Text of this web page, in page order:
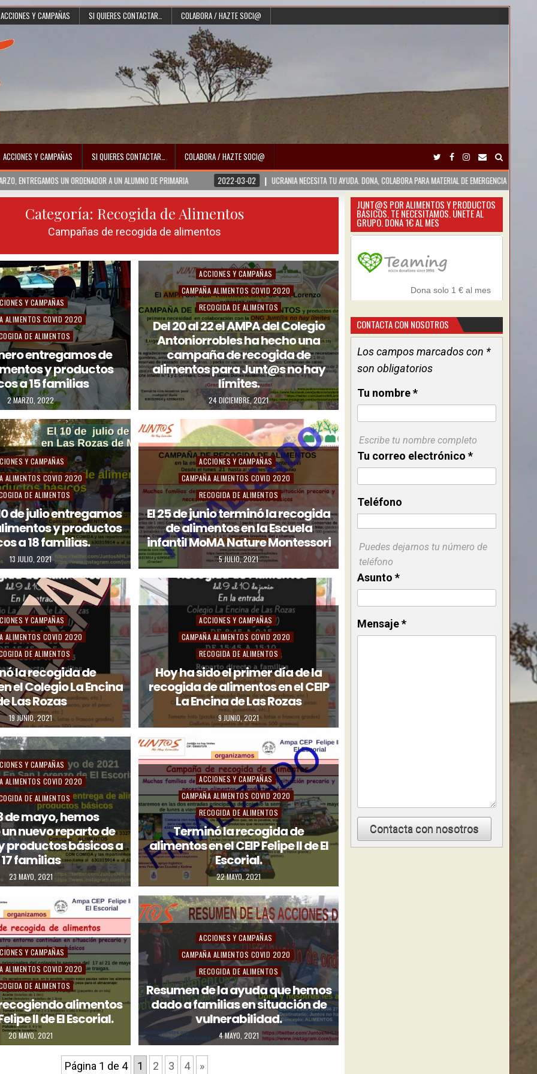
ACCIONES Y CAMPAÑAS SI QUIERES CONTACTAR… COLABORA / HAZTE SOCI@
ACCIONES Y CAMPAÑAS SI QUIERES CONTACTAR…
COLABORA / HAZTE SOCI@
UN ORDENADOR A UN ALUMNO DE PRIMARIA 2022-03-02 UCRANIA NECESITA TU AYUDA. DONA, COLABORA PARA MATERIAL DE EMERGENCIA
Categoría: Recogida de Alimentos
Campañas de recogida de alimentos
Y CAMPAÑAS
ALIMENTOS COVID 2020
DE ALIMENTOS
entregamos de
y productos
a 15 familias
2 MARZO, 2022
P
o
s
t
e
d
i
n
ACCIONES Y CAMPAÑAS
CAMPAÑA ALIMENTOS COVID 2020
RECOGIDA DE ALIMENTOS
Del 20 al 22 el AMPA del Colegio
Antoniorrobles ha hecho una
campaña de recogida de
alimentos para Junt@s no hay
límites.
24 DICIEMBRE, 2021
Y CAMPAÑAS
ALIMENTOS COVID 2020
DE ALIMENTOS
de julio entregamos
y productos
a 18 familias.
13 JULIO, 2021
P
o
s
t
e
d
n
ACCIONES Y CAMPAÑAS
CAMPAÑA ALIMENTOS COVID 2020
RECOGIDA DE ALIMENTOS
El 25 de junio terminó la recogida
de alimentos en la Escuela
infantil MoMA Nature Montessori
5 JULIO, 2021
Y CAMPAÑAS
ALIMENTOS COVID 2020
DE ALIMENTOS
la recogida de
el Colegio La Encina
Las Rozas
19 JUNIO, 2021
P
o
s
t
e
d
i
ACCIONES Y CAMPAÑAS
CAMPAÑA ALIMENTOS COVID 2020
RECOGIDA DE ALIMENTOS
Hoy ha sido el primer día de la
recogida de alimentos en el CEIP
La Encina de Las Rozas
9 JUNIO, 2021
Y CAMPAÑAS
ALIMENTOS COVID 2020
DE ALIMENTOS
de mayo, hemos
nuevo reparto de
productos básicos a
17 familias
23 MAYO, 2021
P
o
s
t
e
n
ACCIONES Y CAMPAÑAS
CAMPAÑA ALIMENTOS COVID 2020
RECOGIDA DE ALIMENTOS
Terminó la recogida de
alimentos en el CEIP Felipe II de El
Escorial.
22 MAYO, 2021
Y CAMPAÑAS
ALIMENTOS COVID 2020
DE ALIMENTOS
alimentos
II de El Escorial.
20 MAYO, 2021
P
o
s
t
e
d
i
n
ACCIONES Y CAMPAÑAS
CAMPAÑA ALIMENTOS COVID 2020
RECOGIDA DE ALIMENTOS
Resumen de la ayuda que hemos
dado a familias en situación de
vulnerabilidad.
4 MAYO, 2021
Página 1 de 4 1 2 3 4 »
JUNT@S POR ALIMENTOS Y PRODUCTOS
BÁSICOS. TE NECESITAMOS. ÚNETE AL
GRUPO. DONA 1€ AL MES
CONTACTA CON NOSOTROS
Los campos marcados con *
son obligatorios
Tu nombre*
Escribe tu nombre completo
Tu correo electrónico*
Teléfono
Puedes dejarnos tu número de
teléfono
Asunto*
Mensaje*
Contacta con nosotros